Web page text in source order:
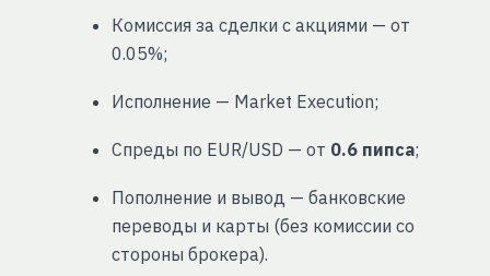
Комиссия за сделки с акциями — от
0.05%;
Исполнение — Market Execution;
Спреды по EUR/USD — от 0.6 пипса;
Пополнение и вывод — банковские
переводы и карты (без комиссии со
стороны брокера).